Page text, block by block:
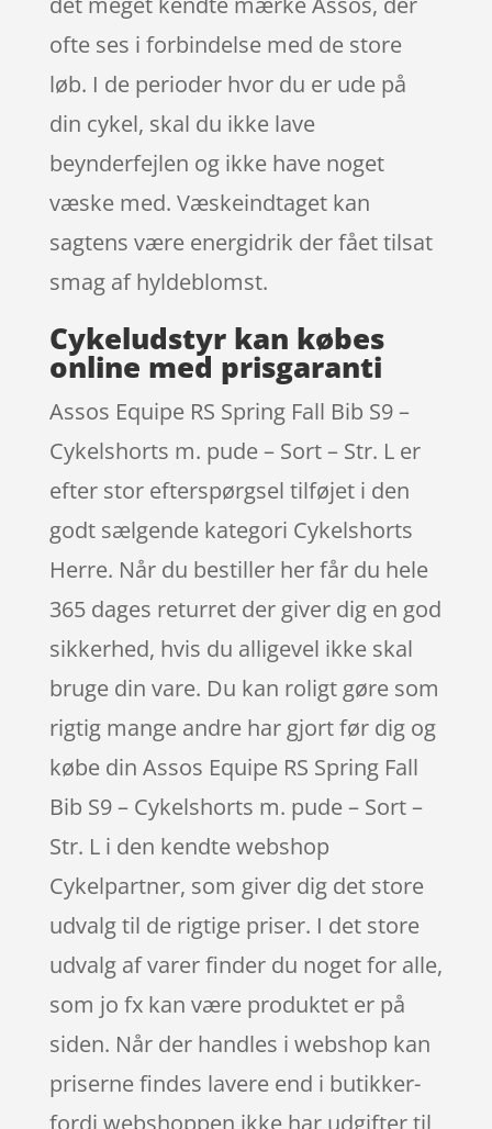
ofte ses i forbindelse med de store
løb. I de perioder hvor du er ude på
din cykel, skal du ikke lave
beynderfejlen og ikke have noget
væske med. Væskeindtaget kan
sagtens være energidrik der fået tilsat
smag af hyldeblomst.
Cykeludstyr kan købes
online med prisgaranti
Assos Equipe RS Spring Fall Bib S9 –
Cykelshorts m. pude – Sort – Str. L er
efter stor efterspørgsel tilføjet i den
godt sælgende kategori Cykelshorts
Herre. Når du bestiller her får du hele
365 dages returret der giver dig en god
sikkerhed, hvis du alligevel ikke skal
bruge din vare. Du kan roligt gøre som
rigtig mange andre har gjort før dig og
købe din Assos Equipe RS Spring Fall
Bib S9 – Cykelshorts m. pude – Sort –
Str. L i den kendte webshop
Cykelpartner, som giver dig det store
udvalg til de rigtige priser. I det store
udvalg af varer finder du noget for alle,
som jo fx kan være produktet er på
siden. Når der handles i webshop kan
priserne findes lavere end i butikker-
fordi webshoppen ikke har udgifter til